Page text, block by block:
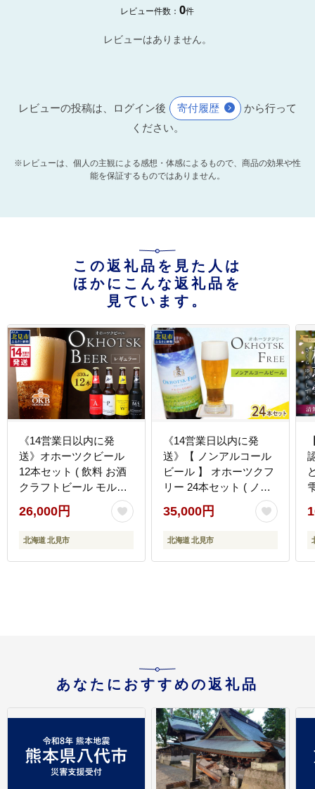
レビュー件数：0件
レビューはありません。
レビューの投稿は、ログイン後 寄付履歴
から行って
ください。
※レビューは、個人の主観による感想・体感によるもので、商品の効果や性
能を保証するものではありません。
この返礼品を見た人は
ほかにこんな返礼品を
見ています。
《14営業日以内に発
送》オホーツクビール
12本セット ( 飲料 お酒
クラフトビール モルト
ビール 瓶ビール 贈答 お
中元 お歳暮 お祝い プレ
ゼント 熨斗 のし )
26,000円
北海道 北見市
《14営業日以内に発
送》【 ノンアルコール
ビール 】 オホーツクフ
リー 24本セット ( ノン
アル ビール ノンアルコ
ール 炭酸 飲料 炭酸飲料
麦芽 麦芽100％ )【028-
35,000円
北海道 北見市
あなたにおすすめの返礼品